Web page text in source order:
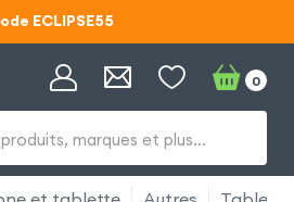
ECLIPSE55
d'éclipse OFFERTES
marques et plus…
0